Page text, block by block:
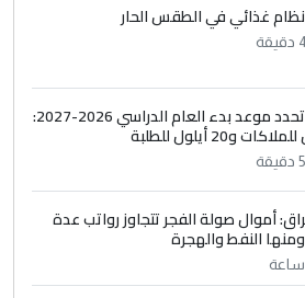
الطلاب الأوائل على العراق
احمد الصافي : لا يوجود
الفيس بوك وتويتر
غذائي في الطقس الحار
التربية تحدد موعد بدء العام الدراسي 2026-2027:
أموال صولة الفجر تتجاوز رواتب عدة
النفط والهجرة